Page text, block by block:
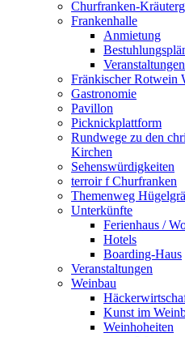
Churfranken-
Frankenhalle
Anmietung
Fränkischer Rotwein
Gastronomie
Pavillon
Picknickplattform
Rundwege zu den
Kirchen
Sehenswürdigkeiten
terroir f Churfranken
Themenweg
Unterkünfte
Ferienhaus /
Hotels
Boarding-Haus
Veranstaltungen
Weinbau
Kunst im
Weinhoheiten